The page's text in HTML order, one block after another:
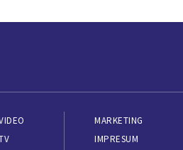
MARKETING
IMPRESUM